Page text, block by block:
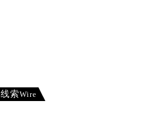
索Wire